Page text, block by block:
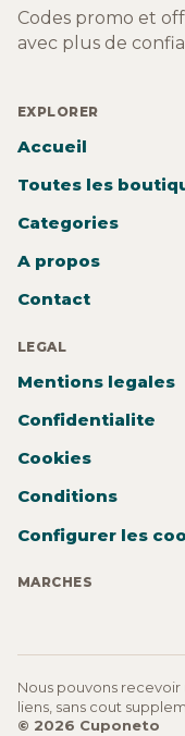
Codes promo et
avec plus de
EXPLORER
Accueil
Toutes les
Categories
A propos
Contact
LEGAL
Mentions legales
Confidentialite
Cookies
Conditions
Configurer les
MARCHES
Nous pouvons recevoir
liens, sans cout
© 2026 Cuponeto